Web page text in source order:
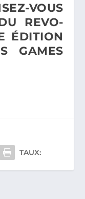
VOUS
REVO-
ÉDITION
GAMES
TAUX: